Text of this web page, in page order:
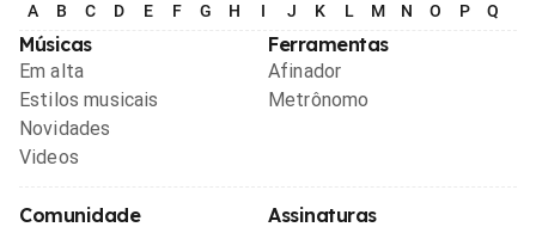
A B C D E F G H I J K L M N O P Q
Músicas
Em alta
Estilos musicais
Novidades
Videos
Ferramentas
Afinador
Metrônomo
Comunidade Assinaturas